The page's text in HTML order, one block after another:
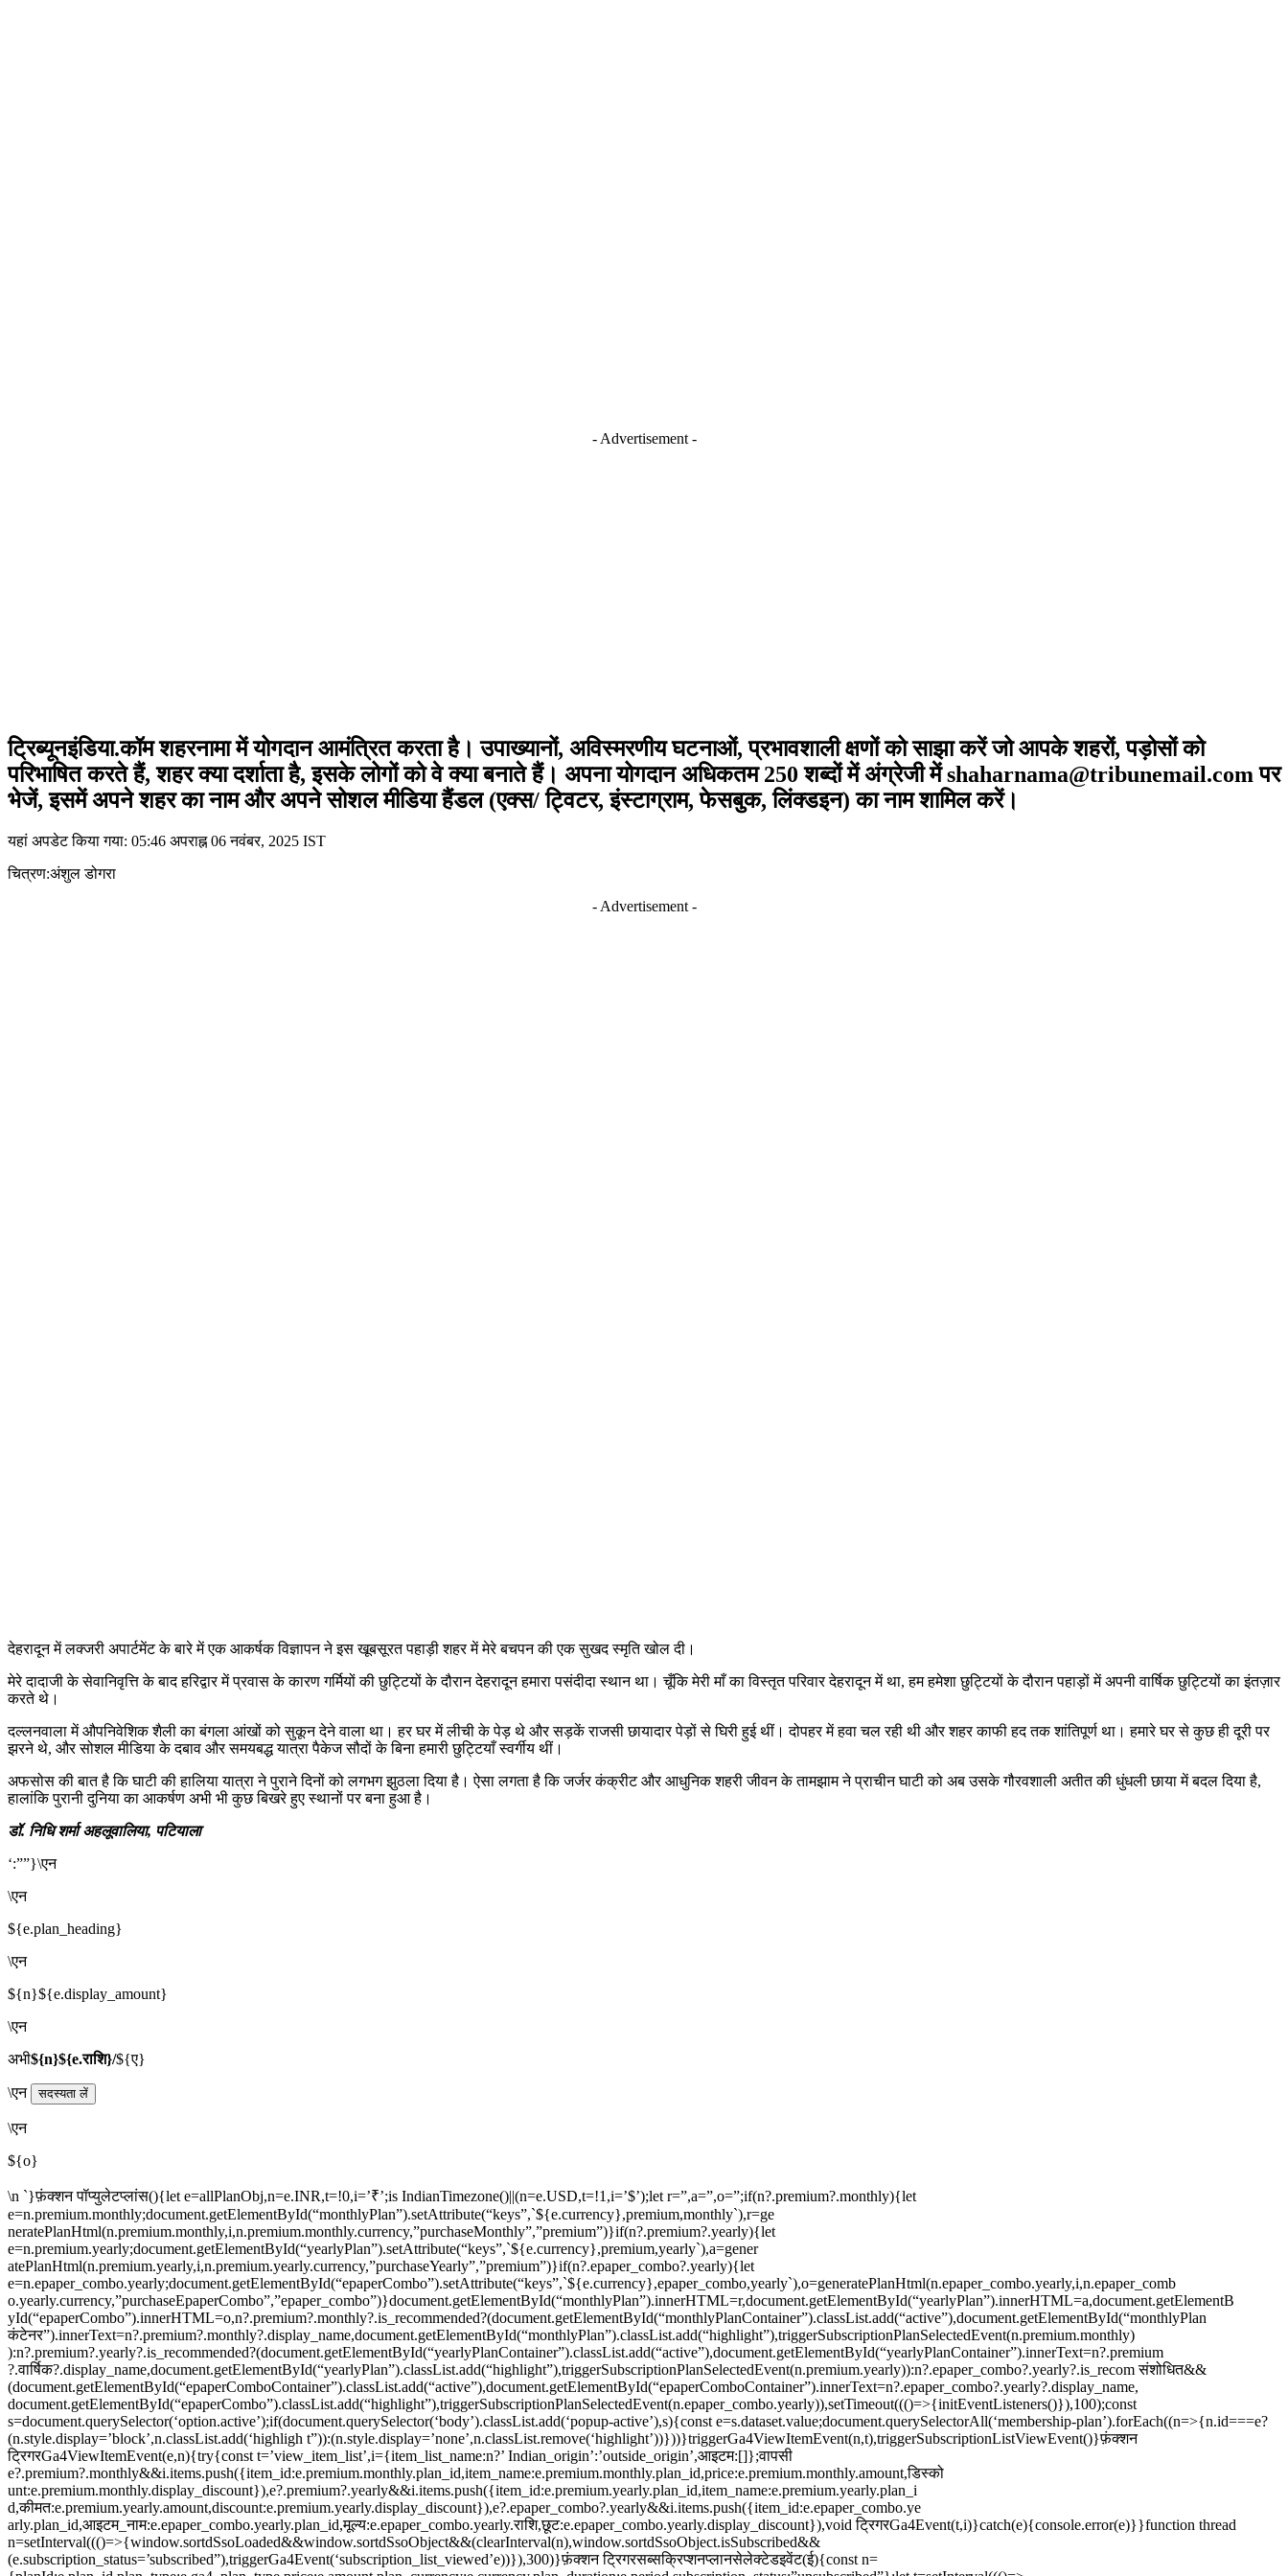
- Advertisement -
ट्रिब्यूनइंडिया.कॉम शहरनामा में योगदान आमंत्रित करता है। उपाख्यानों, अविस्मरणीय घटनाओं, प्रभावशाली क्षणों को साझा करें जो आपके शहरों, पड़ोसों को
परिभाषित करते हैं, शहर क्या दर्शाता है, इसके लोगों को वे क्या बनाते हैं। अपना योगदान अधिकतम 250 शब्दों में अंग्रेजी में shaharnama@tribunemail.com पर
भेजें, इसमें अपने शहर का नाम और अपने सोशल मीडिया हैंडल (एक्स/ ट्विटर, इंस्टाग्राम, फेसबुक, लिंक्डइन) का नाम शामिल करें।
यहां अपडेट किया गया: 05:46 अपराह्न 06 नवंबर, 2025 IST
चित्रण:अंशुल डोगरा
- Advertisement -
देहरादून में लक्जरी अपार्टमेंट के बारे में एक आकर्षक विज्ञापन ने इस खूबसूरत पहाड़ी शहर में मेरे बचपन की एक सुखद स्मृति खोल दी।
मेरे दादाजी के सेवानिवृत्ति के बाद हरिद्वार में प्रवास के कारण गर्मियों की छुट्टियों के दौरान देहरादून हमारा पसंदीदा स्थान था। चूँकि मेरी माँ का विस्तृत परिवार देहरादून में था, हम हमेशा छुट्टियों के दौरान पहाड़ों में अपनी वार्षिक छुट्टियों का इंतज़ार
करते थे।
दल्लनवाला में औपनिवेशिक शैली का बंगला आंखों को सुकून देने वाला था। हर घर में लीची के पेड़ थे और सड़कें राजसी छायादार पेड़ों से घिरी हुई थीं। दोपहर में हवा चल रही थी और शहर काफी हद तक शांतिपूर्ण था। हमारे घर से कुछ ही दूरी पर
झरने थे, और सोशल मीडिया के दबाव और समयबद्ध यात्रा पैकेज सौदों के बिना हमारी छुट्टियाँ स्वर्गीय थीं।
अफसोस की बात है कि घाटी की हालिया यात्रा ने पुराने दिनों को लगभग झुठला दिया है। ऐसा लगता है कि जर्जर कंक्रीट और आधुनिक शहरी जीवन के तामझाम ने प्राचीन घाटी को अब उसके गौरवशाली अतीत की धुंधली छाया में बदल दिया है,
हालांकि पुरानी दुनिया का आकर्षण अभी भी कुछ बिखरे हुए स्थानों पर बना हुआ है।
डॉ. निधि शर्मा अहलूवालिया, पटियाला
‘:””}\एन
\एन
${e.plan_heading}
\एन
${n}${e.display_amount}
\एन
अभी${n}${e.राशि}/${ए}
\एन सदस्यता लें
\एन
${o}
\n `}फ़ंक्शन पॉप्युलेटप्लांस(){let e=allPlanObj,n=e.INR,t=!0,i=’₹’;is IndianTimezone()||(n=e.USD,t=!1,i=’$’);let r=”,a=”,o=”;if(n?.premium?.monthly){let
e=n.premium.monthly;document.getElementById(“monthlyPlan”).setAttribute(“keys”,`${e.currency},premium,monthly`),r=ge
neratePlanHtml(n.premium.monthly,i,n.premium.monthly.currency,”purchaseMonthly”,”premium”)}if(n?.premium?.yearly){let
e=n.premium.yearly;document.getElementById(“yearlyPlan”).setAttribute(“keys”,`${e.currency},premium,yearly`),a=gener
atePlanHtml(n.premium.yearly,i,n.premium.yearly.currency,”purchaseYearly”,”premium”)}if(n?.epaper_combo?.yearly){let
e=n.epaper_combo.yearly;document.getElementById(“epaperCombo”).setAttribute(“keys”,`${e.currency},epaper_combo,yearly`),o=generatePlanHtml(n.epaper_combo.yearly,i,n.epaper_comb
o.yearly.currency,”purchaseEpaperCombo”,”epaper_combo”)}document.getElementById(“monthlyPlan”).innerHTML=r,document.getElementById(“yearlyPlan”).innerHTML=a,document.getElementB
yId(“epaperCombo”).innerHTML=o,n?.premium?.monthly?.is_recommended?(document.getElementById(“monthlyPlanContainer”).classList.add(“active”),document.getElementById(“monthlyPlan
कंटेनर”).innerText=n?.premium?.monthly?.display_name,document.getElementById(“monthlyPlan”).classList.add(“highlight”),triggerSubscriptionPlanSelectedEvent(n.premium.monthly)
):n?.premium?.yearly?.is_recommended?(document.getElementById(“yearlyPlanContainer”).classList.add(“active”),document.getElementById(“yearlyPlanContainer”).innerText=n?.premium
?.वार्षिक?.display_name,document.getElementById(“yearlyPlan”).classList.add(“highlight”),triggerSubscriptionPlanSelectedEvent(n.premium.yearly)):n?.epaper_combo?.yearly?.is_recom संशोधित&&
(document.getElementById(“epaperComboContainer”).classList.add(“active”),document.getElementById(“epaperComboContainer”).innerText=n?.epaper_combo?.yearly?.display_name,
document.getElementById(“epaperCombo”).classList.add(“highlight”),triggerSubscriptionPlanSelectedEvent(n.epaper_combo.yearly)),setTimeout((()=>{initEventListeners()}),100);const
s=document.querySelector(‘option.active’);if(document.querySelector(‘body’).classList.add(‘popup-active’),s){const e=s.dataset.value;document.querySelectorAll(‘membership-plan’).forEach((n=>{n.id===e?
(n.style.display=’block’,n.classList.add(‘highligh t”)):(n.style.display=’none’,n.classList.remove(‘highlight’))}))}triggerGa4ViewItemEvent(n,t),triggerSubscriptionListViewEvent()}फ़ंक्शन
ट्रिगरGa4ViewItemEvent(e,n){try{const t=’view_item_list’,i={item_list_name:n?’ Indian_origin’:’outside_origin’,आइटम:[]};वापसी
e?.premium?.monthly&&i.items.push({item_id:e.premium.monthly.plan_id,item_name:e.premium.monthly.plan_id,price:e.premium.monthly.amount,डिस्को
unt:e.premium.monthly.display_discount}),e?.premium?.yearly&&i.items.push({item_id:e.premium.yearly.plan_id,item_name:e.premium.yearly.plan_i
d,कीमत:e.premium.yearly.amount,discount:e.premium.yearly.display_discount}),e?.epaper_combo?.yearly&&i.items.push({item_id:e.epaper_combo.ye
arly.plan_id,आइटम_नाम:e.epaper_combo.yearly.plan_id,मूल्य:e.epaper_combo.yearly.राशि,छूट:e.epaper_combo.yearly.display_discount}),void ट्रिगरGa4Event(t,i)}catch(e){console.error(e)}}function thread
n=setInterval((()=>{window.sortdSsoLoaded&&window.sortdSsoObject&&(clearInterval(n),window.sortdSsoObject.isSubscribed&&
(e.subscription_status=’subscribed”),triggerGa4Event(‘subscription_list_viewed’e))}),300)}फ़ंक्शन ट्रिगरसब्सक्रिप्शनप्लानसेलेक्टेडइवेंट(ई){const n=